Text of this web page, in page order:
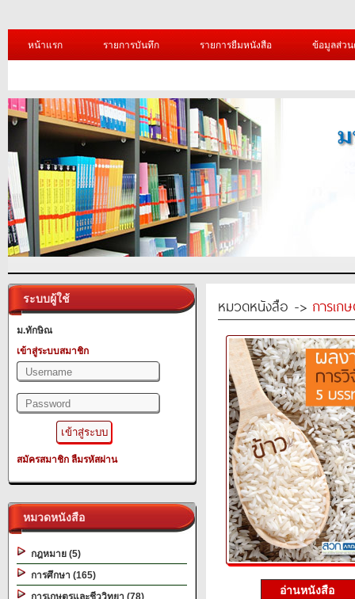
หน้าแรก รายการบันทึก รายการยืมหนังสือ ข้อมูลส่ว
ระบบผู้ใช้
ม.ทักษิณ
เข้าสู่ระบบสมาชิก
สมัครสมาชิก ลืมรหัสผ่าน
หมวดหนังสือ
กฎหมาย (5)
การศึกษา (165)
การเกษตรและชีววิทยา (78)
หมวดหนังสือ -> การเก